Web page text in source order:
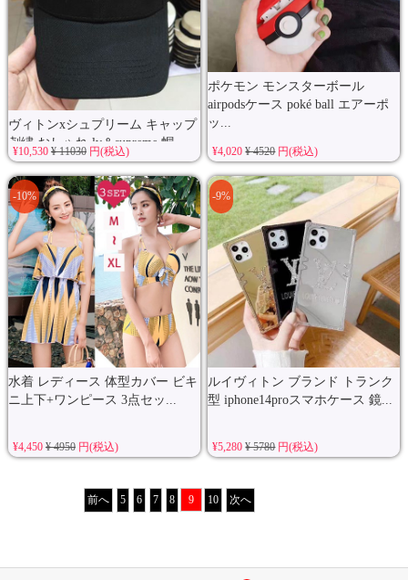
ヴィトンxシュプリーム キャップ
刺繍 おしゃれ lv＆supreme 帽...
¥10,530 ¥ 11030円(税込)
ポケモン モンスターボール
airpodsケース poké ball エアーポ
ッ...
¥4,020¥ 4520円(税込)
水着 レディース 体型カバー ビキ
ニ上下+ワンピース 3点セッ...
-10%
¥4,450 ¥ 4950円(税込)
ルイヴィトン ブランド トランク
型 iphone14proスマホケース 鏡...
-9%
¥5,280¥ 5780円(税込)
前へ 5 6 7 8 9 10 次へ